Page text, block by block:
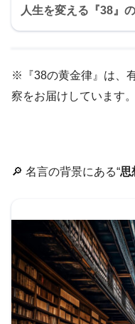
人生を変える『38』
※『38の黄金律』は、
察をお届けしています。
🔎 名言の背景にある“思